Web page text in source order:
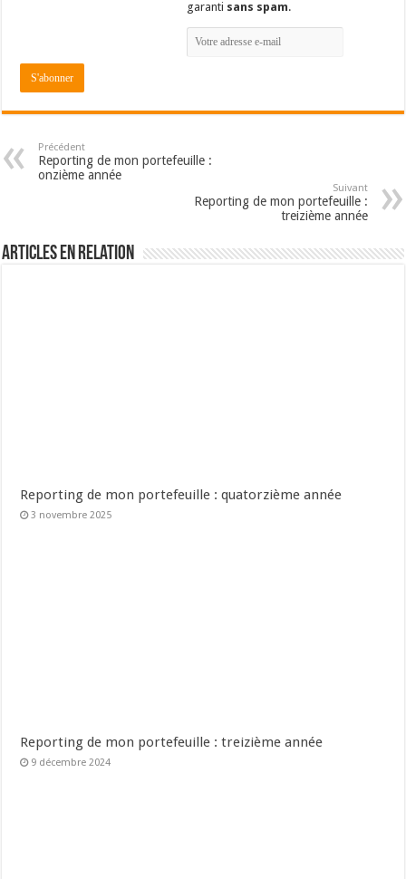
garanti sans spam.
Précédent
Reporting de mon portefeuille :
onzième année
Suivant
Reporting de mon portefeuille :
treizième année
Articles en relation
Reporting de mon portefeuille : quatorzième année
3 novembre 2025
Reporting de mon portefeuille : treizième année
9 décembre 2024